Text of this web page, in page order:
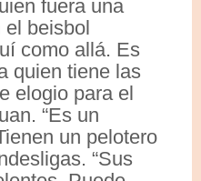
fuera una
el beisbol
como allá. Es
quien tiene las
elogio para el
“Es un
un pelotero
“Sus